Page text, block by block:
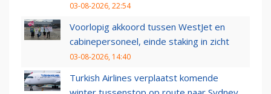
03-08-2026, 22:54
Voorlopig akkoord tussen WestJet en
cabinepersoneel, einde staking in zicht
03-08-2026, 14:40
Turkish Airlines verplaatst komende